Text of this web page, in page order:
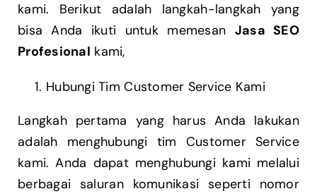
kami. Berikut adalah langkah-langkah yang
bisa Anda ikuti untuk memesan Jasa SEO
Profesional kami,
Hubungi Tim Customer Service Kami
Langkah pertama yang harus Anda lakukan
adalah menghubungi tim Customer Service
kami. Anda dapat menghubungi kami melalui
berbagai saluran komunikasi seperti nomor